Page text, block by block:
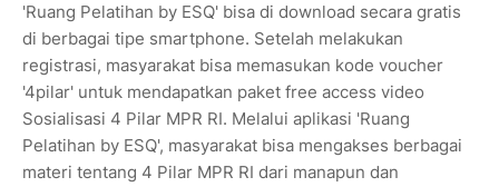
'Ruang Pelatihan by ESQ' bisa di download secara gratis
di berbagai tipe smartphone. Setelah melakukan
registrasi, masyarakat bisa memasukan kode voucher
'4pilar' untuk mendapatkan paket free access video
Sosialisasi 4 Pilar MPR RI. Melalui aplikasi 'Ruang
Pelatihan by ESQ', masyarakat bisa mengakses berbagai
materi tentang 4 Pilar MPR RI dari manapun dan